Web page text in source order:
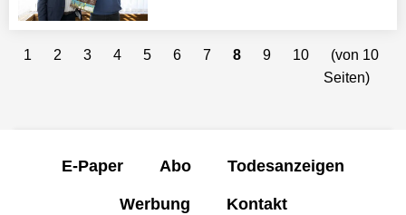
1 2 3 4 5 6 7 8 9 10
(von 10
Seiten)
E-Paper Abo Todesanzeigen
Werbung Kontakt